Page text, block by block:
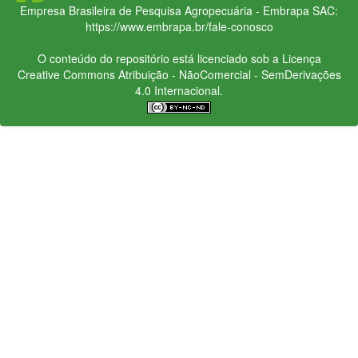
Empresa Brasileira de Pesquisa Agropecuária - Embrapa SAC:
https://www.embrapa.br/fale-conosco
O conteúdo do repositório está licenciado sob a Licença
Creative CommonsAtribuição - NãoComercial - SemDerivações
4.0 Internacional.